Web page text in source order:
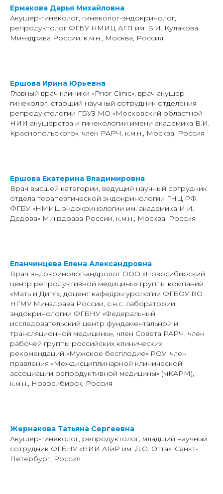
Ермакова Дарья Михайловна
Акушер-гинеколог, гинеколог-эндокринолог,
репродуктолог ФГБУ НМИЦ АГП им. В.И. Кулакова
Минздрава России, к.м.н., Москва, Россия
Ершова Ирина Юрьевна
Главный врач клиники «Prior Clinic», врач акушер-
гинеколог, старший научный сотрудник отделения
репродуктологии ГБУЗ МО «Московский областной
НИИ акушерства и гинекологии имени академика В.И.
Краснопольского», член РАРЧ, к.м.н., Москва, Россия
Ершова Екатерина Владимировна
Врач высшей категории, ведущий научный сотрудник
отдела терапевтической эндокринологии ГНЦ РФ
ФГБУ «НМИЦ эндокринологии им. академика И.И.
Дедова» Минздрава России, к.м.н., Москва, Россия
Епанчинцева Елена Александровна
Врач эндокринолог-андролог ООО «Новосибирский
центр репродуктивной медицины» группы компаний
«Мать и Дитя», доцент кафедры урологии ФГБОУ ВО
НГМУ Минздрава России, с.н.с. лаборатории
эндокринологии ФГБНУ «Федеральный
исследовательский центр фундаментальной и
трансляционной медицины», член Совета РАРЧ, член
рабочей группы российских клинических
рекомендаций «Мужское бесплодие» РОУ, член
правления «Междисциплинарной клинической
ассоциации репродуктивной медицины» (мКАРМ),
к.м.н., Новосибирск, Россия
Жернакова Татьяна Сергеевна
Акушер-гинеколог, репродуктолог, младший научный
сотрудник ФГБНУ «НИИ АГиР им. Д.О. Отта», Санкт-
Петербург, Россия